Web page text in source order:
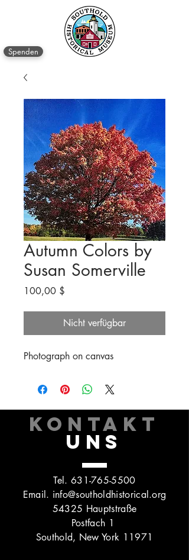
Spenden
Autumn Colors by
Susan Somerville
100,00 $
Nicht verfügbar
Photograph on canvas
KONTAKT
UNS
Tel. 631-765-5500
Email. info@southoldhistorical.org
54325 Hauptstraße
Postfach 1
Southold, New York 11971